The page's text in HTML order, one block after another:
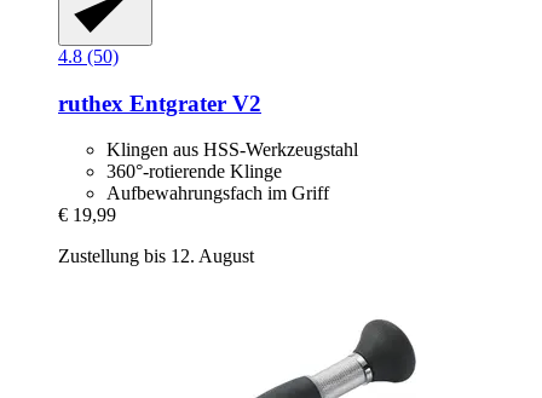
4.8 (50)
ruthex Entgrater V2
Klingen aus HSS-Werkzeugstahl
360°-rotierende Klinge
Aufbewahrungsfach im Griff
€ 19,99
Zustellung bis 12. August